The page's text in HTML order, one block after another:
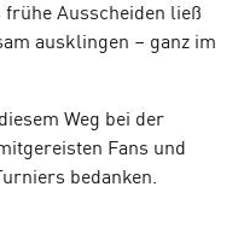
Ausscheiden ließ
ausklingen – ganz im
Weg bei der
Fans und
bedanken.